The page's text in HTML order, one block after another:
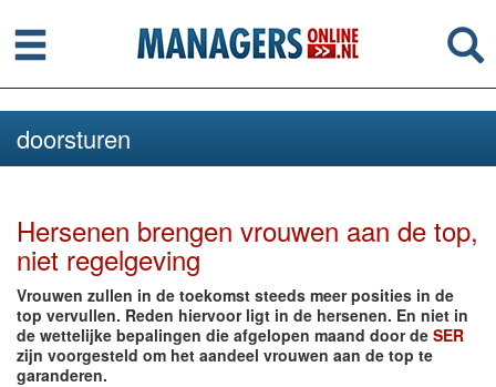
Menu
doorsturen
Hersenen brengen vrouwen aan de top,
niet regelgeving
Vrouwen zullen in de toekomst steeds meer posities in de
top vervullen. Reden hiervoor ligt in de hersenen. En niet in
de wettelijke bepalingen die afgelopen maand door de SER
zijn voorgesteld om het aandeel vrouwen aan de top te
garanderen.